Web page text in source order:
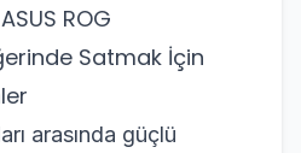
ROG
Satmak İçin
arasında güçlü